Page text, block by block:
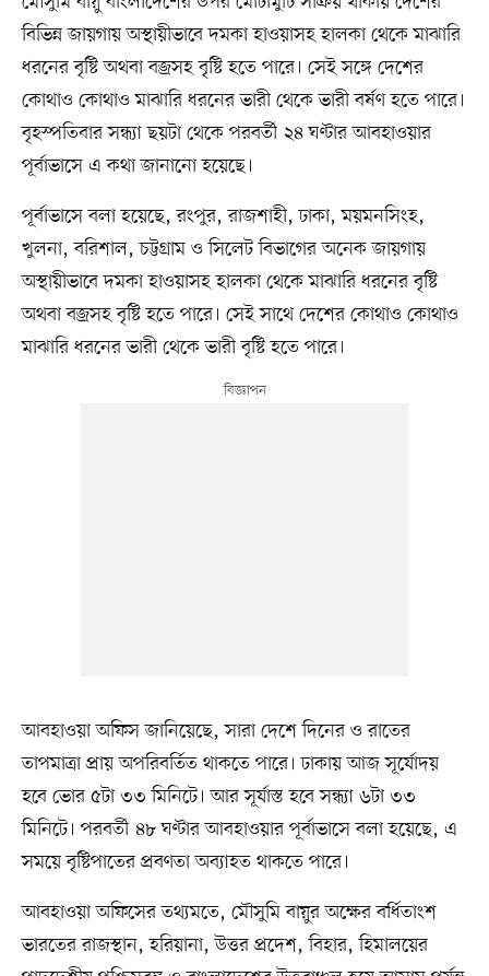
বিভিন্ন জায়গায় অস্থায়ীভাবে দমকা হাওয়াসহ হালকা থেকে মাঝারি
ধরনের বৃষ্টি অথবা বজ্রসহ বৃষ্টি হতে পারে। সেই সঙ্গে দেশের
কোথাও কোথাও মাঝারি ধরনের ভারী থেকে ভারী বর্ষণ হতে পারে।
বৃহস্পতিবার সন্ধ্যা ছয়টা থেকে পরবর্তী ২৪ ঘণ্টার আবহাওয়ার
পূর্বাভাসে এ কথা জানানো হয়েছে।
পূর্বাভাসে বলা হয়েছে, রংপুর, রাজশাহী, ঢাকা, ময়মনসিংহ,
খুলনা, বরিশাল, চট্টগ্রাম ও সিলেট বিভাগের অনেক জায়গায়
অস্থায়ীভাবে দমকা হাওয়াসহ হালকা থেকে মাঝারি ধরনের বৃষ্টি
অথবা বজ্রসহ বৃষ্টি হতে পারে। সেই সাথে দেশের কোথাও কোথাও
মাঝারি ধরনের ভারী থেকে ভারী বৃষ্টি হতে পারে।
আবহাওয়া অফিস জানিয়েছে, সারা দেশে দিনের ও রাতের
তাপমাত্রা প্রায় অপরিবর্তিত থাকতে পারে। ঢাকায় আজ সূর্যোদয়
হবে ভোর ৫টা ৩৩ মিনিটে। আর সূর্যাস্ত হবে সন্ধ্যা ৬টা ৩৩
মিনিটে। পরবর্তী ৪৮ ঘণ্টার আবহাওয়ার পূর্বাভাসে বলা হয়েছে, এ
সময়ে বৃষ্টিপাতের প্রবণতা অব্যাহত থাকতে পারে।
আবহাওয়া অফিসের তথ্যমতে, মৌসুমি বায়ুর অক্ষের বর্ধিতাংশ
ভারতের রাজস্থান, হরিয়ানা, উত্তর প্রদেশ, বিহার, হিমালয়ের